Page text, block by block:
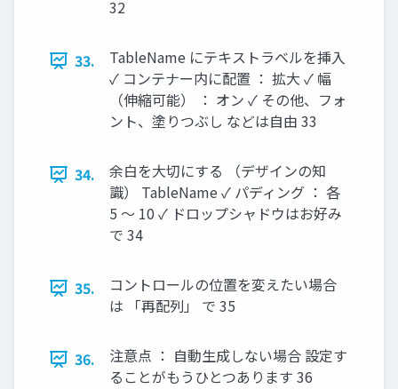
32
33.
TableName にテキストラベルを挿入
✓ コンテナー内に配置 ： 拡大 ✓ 幅
（伸縮可能） ： オン ✓ その他、フォ
ント、塗りつぶし などは自由 33
34.
余白を大切にする （デザインの知
識） TableName ✓ パディング ： 各
5 ～ 10 ✓ ドロップシャドウはお好み
で 34
35.
コントロールの位置を変えたい場合
は 「再配列」 で 35
36.
注意点 ： 自動生成しない場合 設定す
ることがもうひとつあります 36